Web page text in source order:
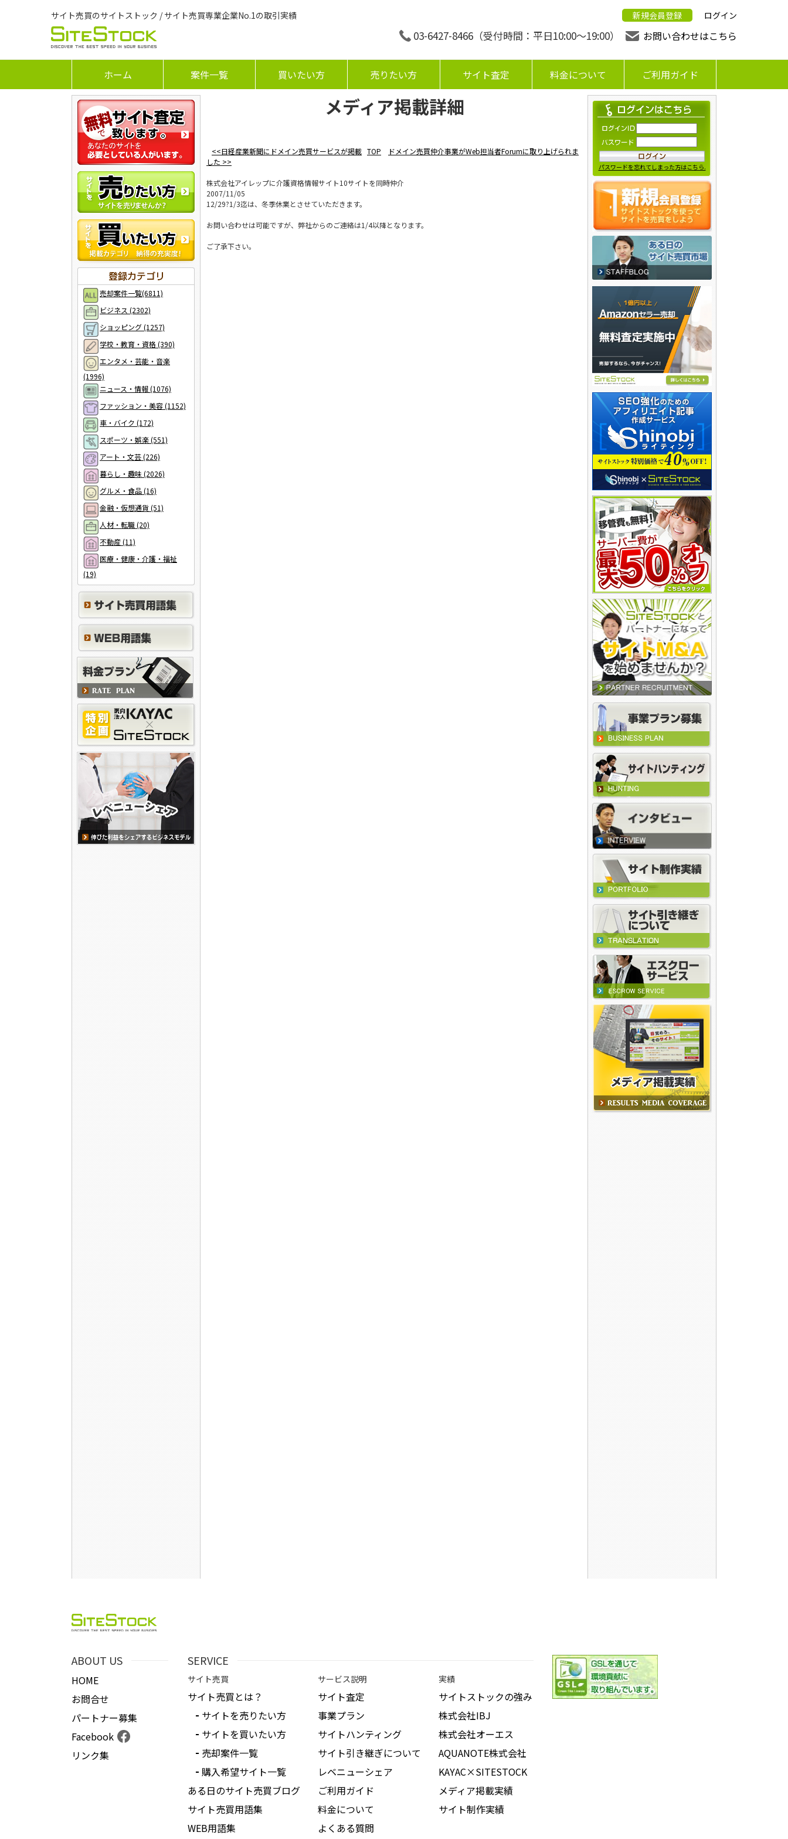
サイト売買のサイトストック / サイト売買専業企業No.1の取引実績 新規会員登録 ログイン
03-6427-8466 （受付時間：平日10:00〜19:00） お問い合わせはこちら
ホーム 案件一覧 買いたい方 売りたい方 サイト査定 料金について ご利用ガイド
売却案件一覧(6811)
ビジネス (2302)
ショッピング (1257)
学校・教育・資格 (390)
エンタメ・芸能・音楽
(1996)
ニュース・情報 (1076)
ファッション・美容 (1152)
車・バイク (172)
スポーツ・娯楽 (551)
アート・文芸 (226)
暮らし・趣味 (2026)
グルメ・食品 (16)
金融・仮想通貨 (51)
人材・転職 (20)
不動産 (11)
医療・健康・介護・福祉
(19)
メディア掲載詳細
<<日経産業新聞にドメイン売買サービスが掲載 TOP
ドメイン売買仲介事業がWeb担当者Forumに取り上げられま
した >>
株式会社アイレップに介護資格情報サイト10サイトを同時仲介
2007/11/05
12/29?1/3迄は、冬季休業とさせていただきます。
お問い合わせは可能ですが、弊社からのご連絡は1/4以降となります。
ご了承下さい。
パスワードを忘れてしまった方はこちら.
ABOUT US
HOME
お問合せ
パートナー募集
Facebook
リンク集
SERVICE
サイト売買
サイト売買とは？
サイトを売りたい方
サイトを買いたい方
売却案件一覧
購入希望サイト一覧
ある日のサイト売買ブログ
サイト売買用語集
WEB用語集
サービス説明
サイト査定
事業プラン
サイトハンティング
サイト引き継ぎについて
レベニューシェア
ご利用ガイド
料金について
よくある質問
実績
サイトストックの強み
株式会社IBJ
株式会社オーエス
AQUANOTE株式会社
KAYAC×SITESTOCK
メディア掲載実績
サイト制作実績